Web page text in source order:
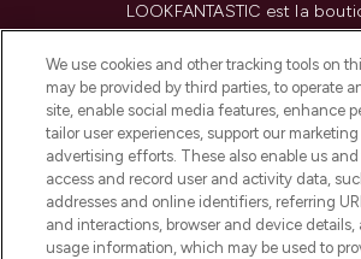
LOOKFANTASTIC est la
beauté incontournable en
proposant les meilleurs
de la peau, des cheveux et de
de plus de 200 marques
Faites vos achats en ligne
l’application, avec la livraison
55€ d'achat.
Consentement aux
We use cookies and other tracking tools on
may be provided by third parties, to operate
site, enable social media features, enhance
tailor user experiences, support our marketing
advertising efforts. These also enable us
access and record user and activity data,
addresses and online identifiers, referring
and interactions, browser and device details,
usage information, which may be used to